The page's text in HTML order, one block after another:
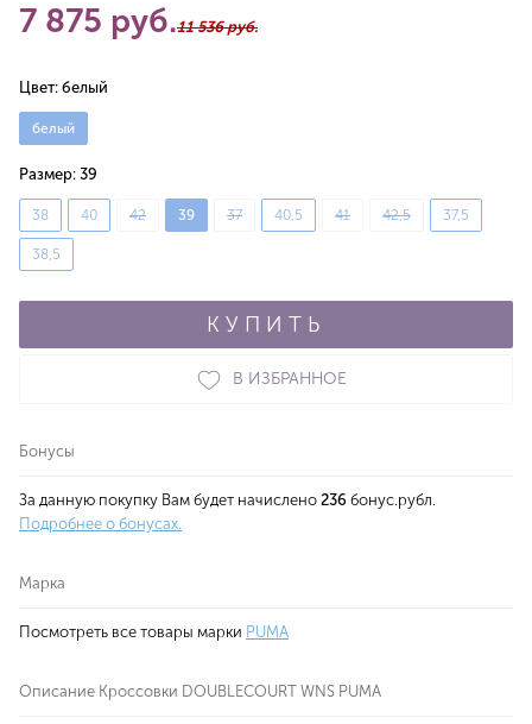
7 875 руб.11 536 руб.
Цвет: белый
белый
Размер: 39
38 40 42 39 37 40,5 41 42,5 37,5
38,5
КУПИТЬ
В ИЗБРАННОЕ
Бонусы
За данную покупку Вам будет начислено 236 бонус.рубл.
Подробнее о бонусах.
Марка
Посмотреть все товары марки PUMA
Описание Кроссовки DOUBLECOURT WNS PUMA